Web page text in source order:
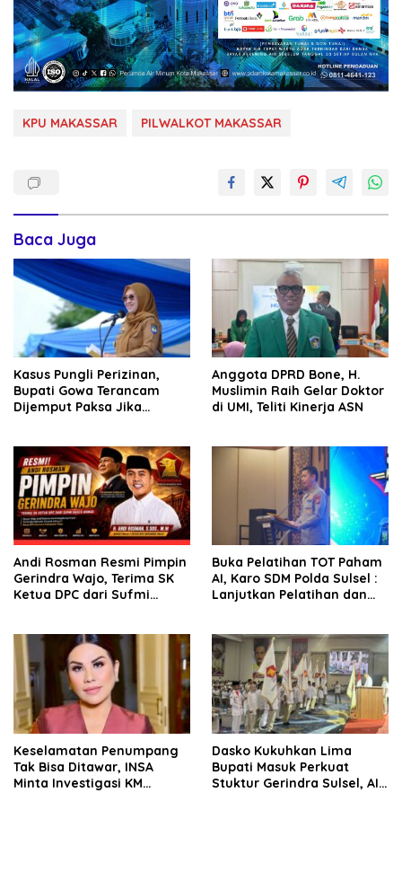
KPU MAKASSAR PILWALKOT MAKASSAR
Baca Juga
Kasus Pungli Perizinan,
Bupati Gowa Terancam
Dijemput Paksa Jika
Anggota DPRD Bone, H.
Muslimin Raih Gelar Doktor
di UMI, Teliti Kinerja ASN
Andi Rosman Resmi Pimpin
Gerindra Wajo, Terima SK
Ketua DPC dari Sufmi
Buka Pelatihan TOT Paham
AI, Karo SDM Polda Sulsel :
Lanjutkan Pelatihan dan
Keselamatan Penumpang
Tak Bisa Ditawar, INSA
Minta Investigasi KM
Dasko Kukuhkan Lima
Bupati Masuk Perkuat
Stuktur Gerindra Sulsel, AIA